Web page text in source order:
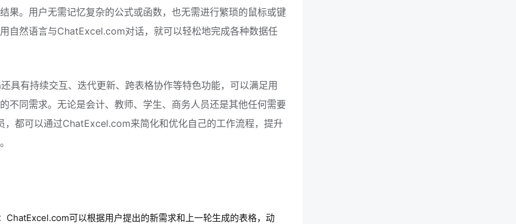
果。用户无需记忆复杂的公式或函数，也无需进行繁琐的鼠标或键
自然语言与ChatExcel.com对话，就可以轻松地完成各种数据任
具有持续交互、迭代更新、跨表格协作等特色功能，可以满足用
不同需求。无论是会计、教师、学生、商务人员还是其他任何需要
，都可以通过ChatExcel.com来简化和优化自己的工作流程，提升
ChatExcel.com可以根据用户提出的新需求和上一轮生成的表格，动